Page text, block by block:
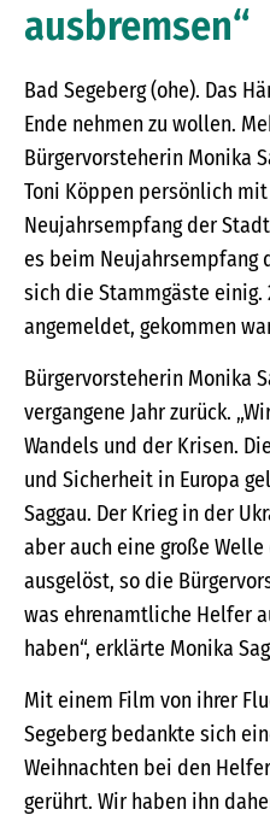
ausbremsen“
Bad Segeberg (ohe). Das
Ende nehmen zu wollen.
Bürgervorsteherin Monika
Toni Köppen persönlich
Neujahrsempfang der
es beim Neujahrsempfang
sich die Stammgäste einig.
angemeldet, gekommen
Bürgervorsteherin Monika
vergangene Jahr zurück.
Wandels und der Krisen.
und Sicherheit in Europa
Saggau. Der Krieg in der
aber auch eine große
ausgelöst, so die
was ehrenamtliche Helfer
haben“, erklärte Monika
Mit einem Film von ihrer
Segeberg bedankte sich
Weihnachten bei den
gerührt. Wir haben ihn